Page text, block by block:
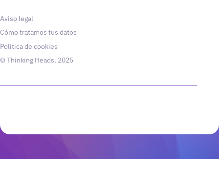
Aviso legal
Cómo tratamos tus datos
Política de cookies
© Thinking Heads, 2025